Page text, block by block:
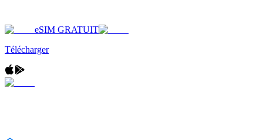
eSIM GRATUIT
Télécharger